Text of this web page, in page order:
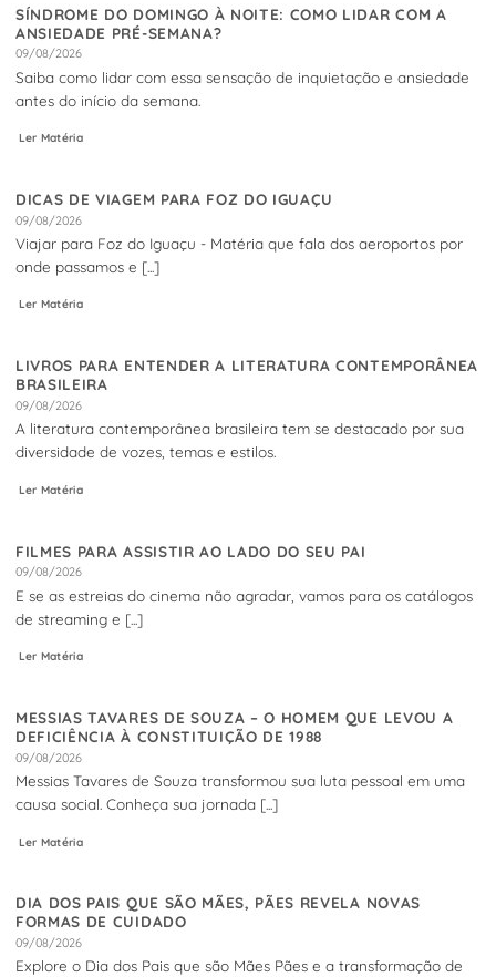
SÍNDROME DO DOMINGO À NOITE: COMO LIDAR COM A
ANSIEDADE PRÉ-SEMANA?
09/08/2026
Saiba como lidar com essa sensação de inquietação e ansiedade
antes do início da semana.
Ler Matéria
DICAS DE VIAGEM PARA FOZ DO IGUAÇU
09/08/2026
Viajar para Foz do Iguaçu - Matéria que fala dos aeroportos por
onde passamos e [...]
Ler Matéria
LIVROS PARA ENTENDER A LITERATURA CONTEMPORÂNEA
BRASILEIRA
09/08/2026
A literatura contemporânea brasileira tem se destacado por sua
diversidade de vozes, temas e estilos.
Ler Matéria
FILMES PARA ASSISTIR AO LADO DO SEU PAI
09/08/2026
E se as estreias do cinema não agradar, vamos para os catálogos
de streaming e [...]
Ler Matéria
MESSIAS TAVARES DE SOUZA – O HOMEM QUE LEVOU A
DEFICIÊNCIA À CONSTITUIÇÃO DE 1988
09/08/2026
Messias Tavares de Souza transformou sua luta pessoal em uma
causa social. Conheça sua jornada [...]
Ler Matéria
DIA DOS PAIS QUE SÃO MÃES, PÃES REVELA NOVAS
FORMAS DE CUIDADO
09/08/2026
Explore o Dia dos Pais que são Mães Pães e a transformação de